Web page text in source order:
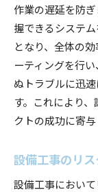
作業の遅延を防
握できるシステ
となり、全体の
ーティングを行
ぬトラブルに迅
す。これにより
クトの成功に寄与
設備工事のリ
設備工事におい